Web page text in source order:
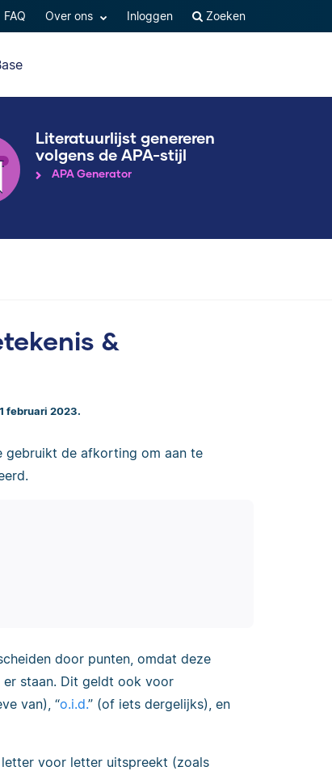
FAQ Over ons Inloggen Zoeken
Literatuurlijst genereren
volgens de APA-stijl
APA Generator
&
februari 2023.
gebruikt de afkorting om aan te
door punten, omdat deze
staan. Dit geldt ook voor
van), “o.i.d.” (of iets dergelijks), en
voor letter uitspreekt (zoals